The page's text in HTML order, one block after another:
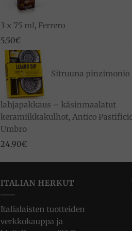
3 x 75 ml, Ferrero
5.50€
Sitruuna pinzimonio
lahjapakkaus – käsinmaalatut
keramiikkakulhot, Antico
Umbro
24.90€
ITALIAN HERKUT
Italialaisten tuotteiden
verkkokauppa ja